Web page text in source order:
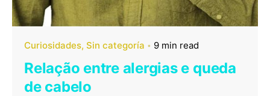
Curiosidades Sin categoría 9 min read
Relação entre alergias e queda
de cabelo